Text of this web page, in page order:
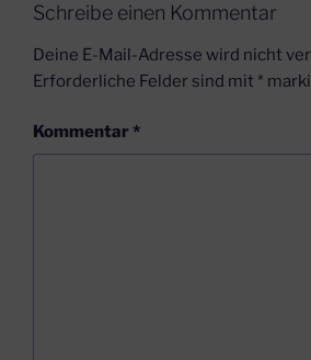
Schreibe einen Kommentar
Deine E-Mail-Adresse wird nicht
Erforderliche Felder sind mit *
Kommentar *